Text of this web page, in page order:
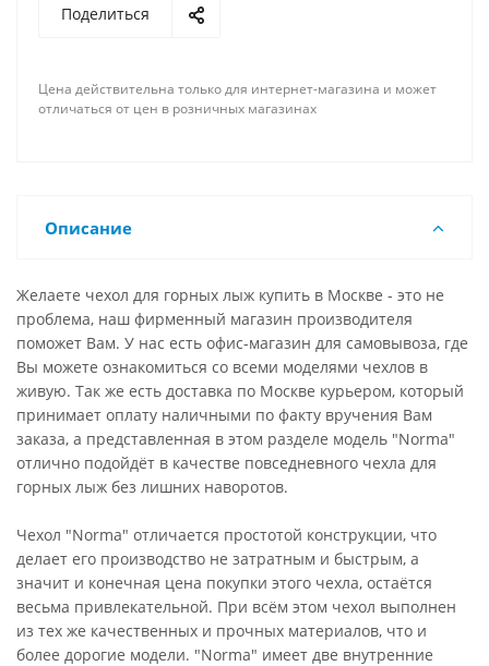
Поделиться
Цена действительна только для интернет-магазина и может
отличаться от цен в розничных магазинах
Описание
Желаете чехол для горных лыж купить в Москве - это не
проблема, наш фирменный магазин производителя
поможет Вам. У нас есть офис-магазин для самовывоза, где
Вы можете ознакомиться со всеми моделями чехлов в
живую. Так же есть доставка по Москве курьером, который
принимает оплату наличными по факту вручения Вам
заказа, а представленная в этом разделе модель "Norma"
отлично подойдёт в качестве повседневного чехла для
горных лыж без лишних наворотов.
Чехол "Norma" отличается простотой конструкции, что
делает его производство не затратным и быстрым, а
значит и конечная цена покупки этого чехла, остаётся
весьма привлекательной. При всём этом чехол выполнен
из тех же качественных и прочных материалов, что и
более дорогие модели. "Norma" имеет две внутренние